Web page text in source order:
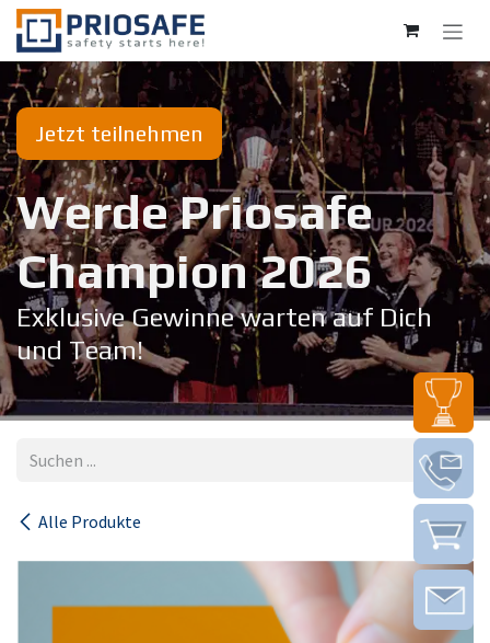
Zum Inhalt springen
Jetzt teilnehmen
Werde Priosafe
Champion 20​26
Exklusive Gewinne warten auf Dich
und Team!
Alle Produkte